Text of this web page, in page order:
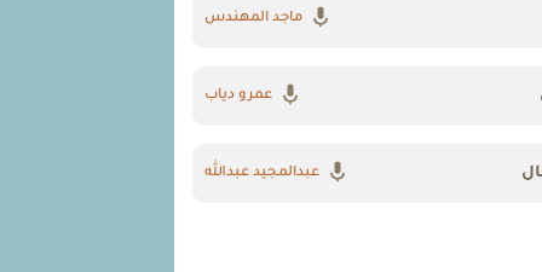
ماجد المهندس
عمرو دياب
عبدالمجيد عبدالله